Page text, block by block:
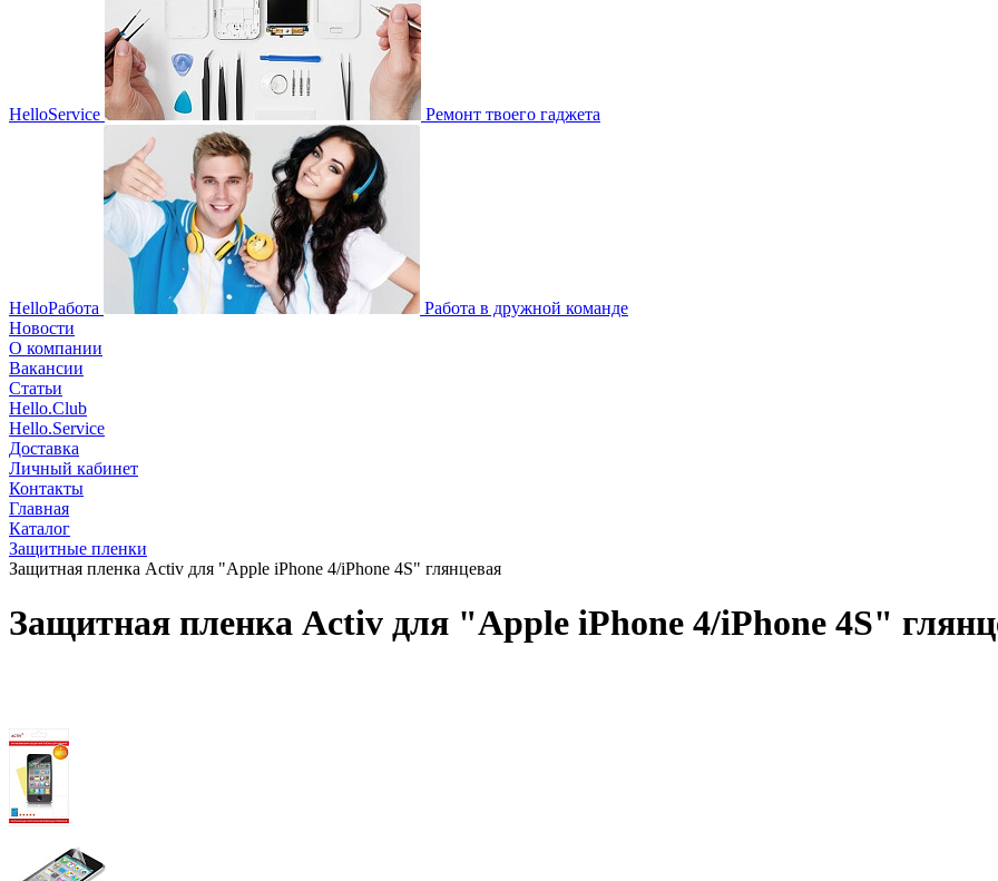
HelloService Ремонт твоего гаджета
HelloРабота
Работа в дружной команде
Новости
О компании
Вакансии
Статьи
Hello.Club
Hello.Service
Доставка
Личный кабинет
Контакты
Главная
Каталог
Защитные пленки
Защитная пленка Activ для "Apple iPhone 4/iPhone 4S" глянцевая
Защитная пленка Activ для "Apple iPhone 4/iPhone 4S"